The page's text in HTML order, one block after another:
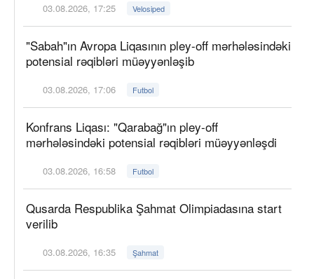
03.08.2026, 17:25 Velosiped
"Sabah"ın Avropa Liqasının pley-off mərhələsindəki
potensial rəqibləri müəyyənləşib
03.08.2026, 17:06 Futbol
Konfrans Liqası: "Qarabağ"ın pley-off
mərhələsindəki potensial rəqibləri müəyyənləşdi
03.08.2026, 16:58 Futbol
Qusarda Respublika Şahmat Olimpiadasına start
verilib
03.08.2026, 16:35 Şahmat